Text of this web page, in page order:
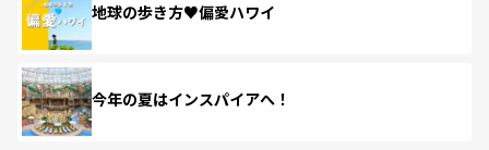
地球の歩き方♥偏愛ハワイ
今年の夏はインスパイアへ！